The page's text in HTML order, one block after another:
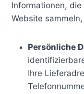
Informationen,
Website
Persönliche
Ihre